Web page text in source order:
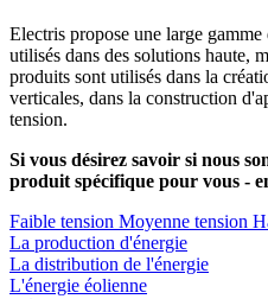
Electris propose une large gamme
utilisés dans des solutions haute,
produits sont utilisés dans la
verticales, dans la construction
tension.
Si vous désirez savoir si nous
produit spécifique pour vous -
Faible tension Moyenne tension
La production d'énergie
La distribution de l'énergie
L'énergie éolienne